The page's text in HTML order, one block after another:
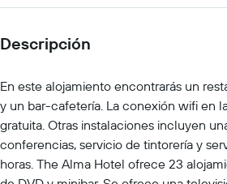
Descripción
En este alojamiento encontrarás un
y un bar-cafetería. La conexión wifi en
gratuita. Otras instalaciones incluyen
conferencias, servicio de tintorería y
horas. The Alma Hotel ofrece 23